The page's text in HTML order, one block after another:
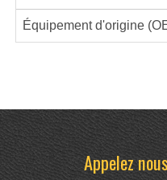
Équipement d'origine
Appelez